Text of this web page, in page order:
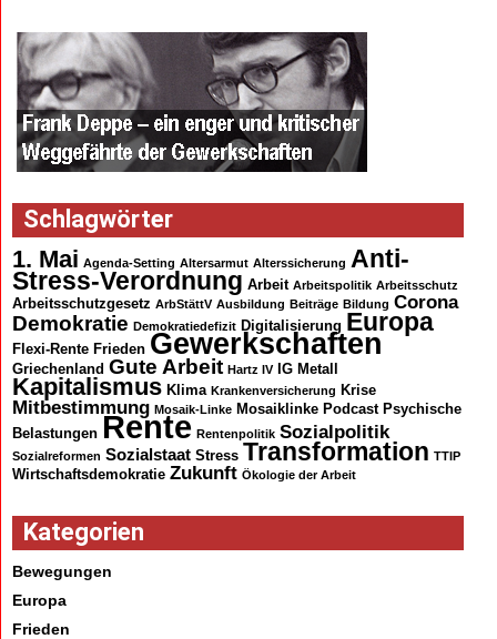
Schlagwörter
1. Mai Agenda-Setting Altersarmut Alterssicherung Anti-
Stress-Verordnung Arbeit Arbeitspolitik Arbeitsschutz
Arbeitsschutzgesetz ArbStättV Ausbildung Beiträge Bildung Corona
Demokratie Demokratiedefizit Digitalisierung Europa
Flexi-Rente Frieden Gewerkschaften
Griechenland Gute Arbeit Hartz IV IG Metall
Kapitalismus Klima Krankenversicherung Krise
Mitbestimmung Mosaik-Linke Mosaiklinke Podcast Psychische
Belastungen Rente Rentenpolitik Sozialpolitik
Sozialreformen Sozialstaat Stress Transformation TTIP
Wirtschaftsdemokratie Zukunft Ökologie der Arbeit
Kategorien
Bewegungen
Europa
Frieden